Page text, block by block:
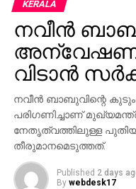
KERALA
നവീന്‍
വിടാന്‍
നവീന്‍ ബാബുവിന്റെ
പരിഗണിച്ചാണ്
നേതൃത്വത്തിലുള്ള
തീരുമാനമെടുത്തത്.
Published 2 days
By webdesk17